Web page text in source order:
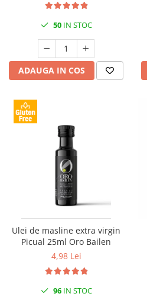
50IN STOC
ADAUGA IN COS
Ulei de masline extra virgin
Picual 25ml Oro Bailen
4,98 Lei
96IN STOC